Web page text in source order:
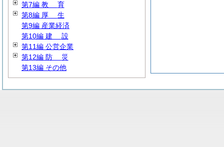
第7編 教 育
第8編 厚 生
第9編 産業経済
第10編 建 設
第11編 公営企業
第12編 防 災
第13編 その他